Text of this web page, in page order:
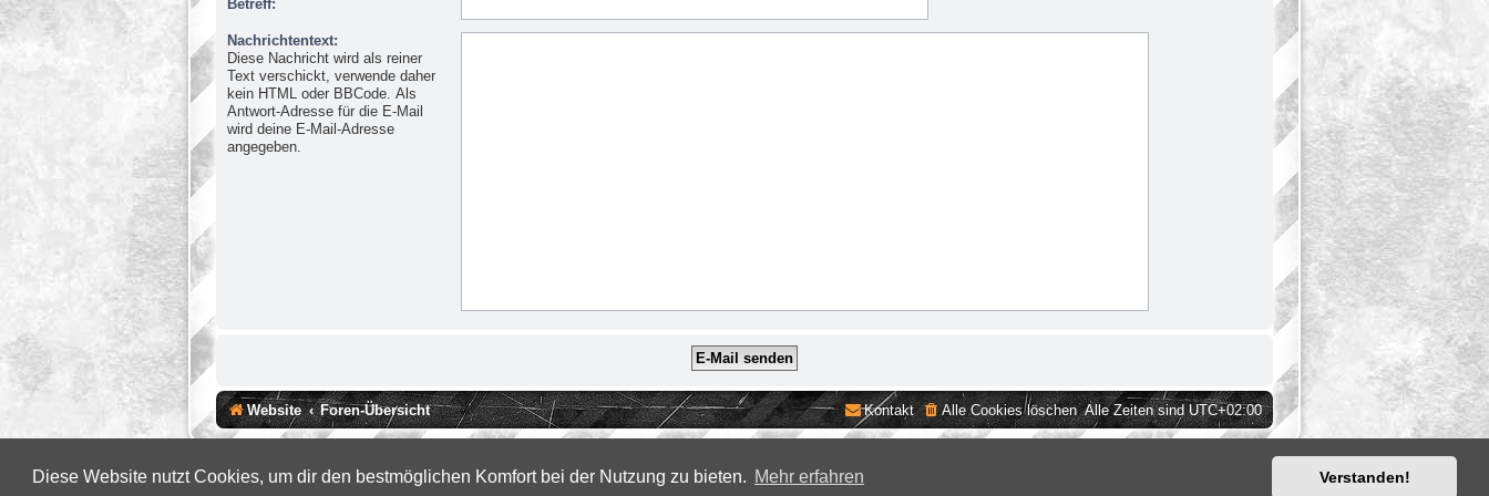
Diese Website nutzt Cookies, um dir den bestmöglichen Komfort bei der Nutzung zu bieten. Mehr erfahren Verstanden!
Betreff:
Nachrichtentext:
Diese Nachricht wird als reiner
Text verschickt, verwende daher
kein HTML oder BBCode. Als
Antwort-Adresse für die E-Mail
wird deine E-Mail-Adresse
angegeben.
Website Foren-Übersicht Alle Zeiten sindUTC+02:00
Alle Cookies löschen
Kontakt
©2026 ZockerStation Foundation
forum.zockerstation.com